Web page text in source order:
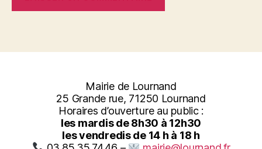
Mairie de Lournand
25 Grande rue, 71250 Lournand
Horaires d’ouverture au public :
les mardis de 8h30 à 12h30
les vendredis de 14 h à 18 h